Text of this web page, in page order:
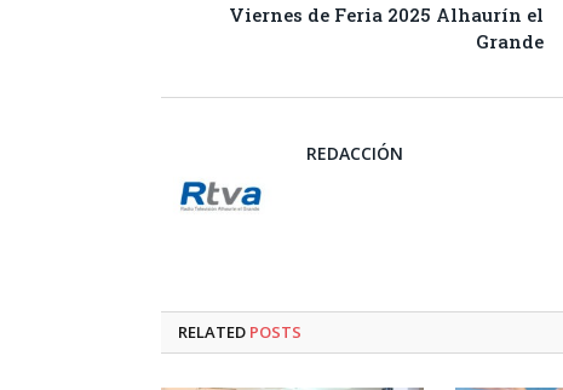
Viernes de Feria 2025 Alhaurín el
Grande
REDACCIÓN
RELATED POSTS